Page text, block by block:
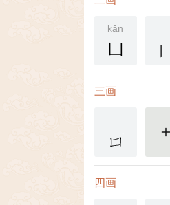
kǎn
凵
三画
四画